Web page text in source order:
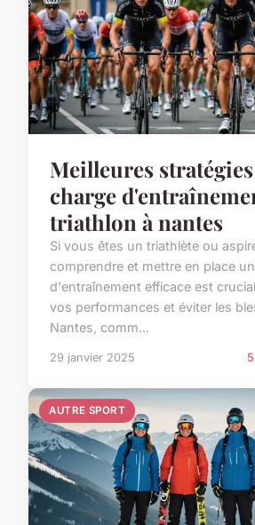
Meilleures
charge
triathlon à nantes
Si vous êtes un triathlète ou
comprendre et mettre en place
d'entraînement efficace est
vos performances et éviter les
Nantes, comm...
29 janvier 2025
AUTRE SPORT